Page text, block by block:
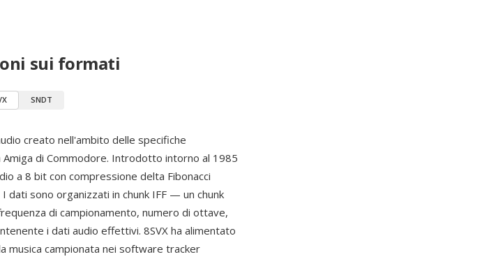
sui formati
SNDT
creato nell'ambito delle specifiche
di Commodore. Introdotto intorno al 1985
a 8 bit con compressione delta Fibonacci
dati sono organizzati in chunk IFF — un chunk
di campionamento, numero di ottave,
i dati audio effettivi. 8SVX ha alimentato
musica campionata nei software tracker